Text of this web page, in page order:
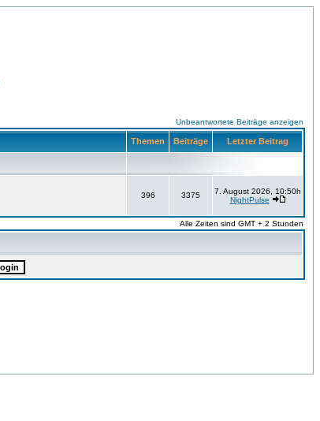
Unbeantwortete Beiträge anzeigen
Themen Beiträge Letzter Beitrag
396 3375
7. August 2026, 10:50h
NightPulse
Alle Zeiten sind GMT + 2 Stunden